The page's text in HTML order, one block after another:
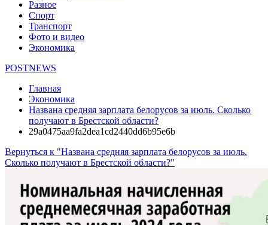
Разное
Спорт
Транспорт
Фото и видео
Экономика
POSTNEWS
Главная
Экономика
Названа средняя зарплата белорусов за июль. Сколько
получают в Брестской области?
29a0475aa9fa2dea1cd2440dd6b95e6b
Вернуться к "Названа средняя зарплата белорусов за июль.
Сколько получают в Брестской области?"